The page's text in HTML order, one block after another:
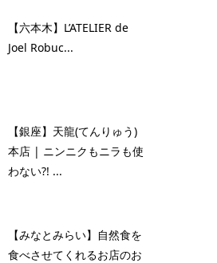
【六本木】L’ATELIER de
Joel Robuc...
【銀座】天龍(てんりゅう)
本店 | ニンニクもニラも使
わない?! ...
【みなとみらい】自然食を
食べさせてくれるお店のお